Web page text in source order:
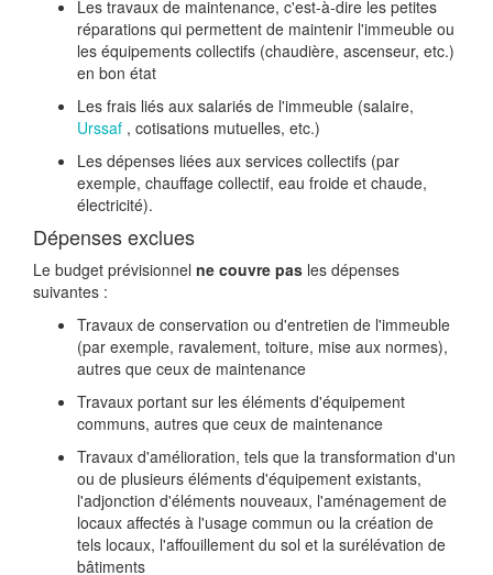
Les travaux de maintenance, c'est-à-dire les petites
réparations qui permettent de maintenir l'immeuble ou
les équipements collectifs (chaudière, ascenseur, etc.)
en bon état
Les frais liés aux salariés de l'immeuble (salaire,
Urssaf , cotisations mutuelles, etc.)
Les dépenses liées aux services collectifs (par
exemple, chauffage collectif, eau froide et chaude,
électricité).
Dépenses exclues
Le budget prévisionnel ne couvre pas les dépenses
suivantes :
Travaux de conservation ou d'entretien de l'immeuble
(par exemple, ravalement, toiture, mise aux normes),
autres que ceux de maintenance
Travaux portant sur les éléments d'équipement
communs, autres que ceux de maintenance
Travaux d'amélioration, tels que la transformation d'un
ou de plusieurs éléments d'équipement existants,
l'adjonction d'éléments nouveaux, l'aménagement de
locaux affectés à l'usage commun ou la création de
tels locaux, l'affouillement du sol et la surélévation de
bâtiments